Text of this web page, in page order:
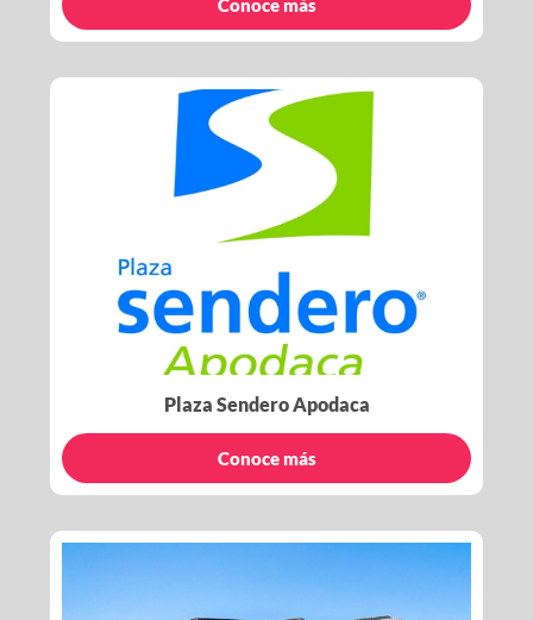
Conoce más
Plaza Sendero Apodaca
Conoce más